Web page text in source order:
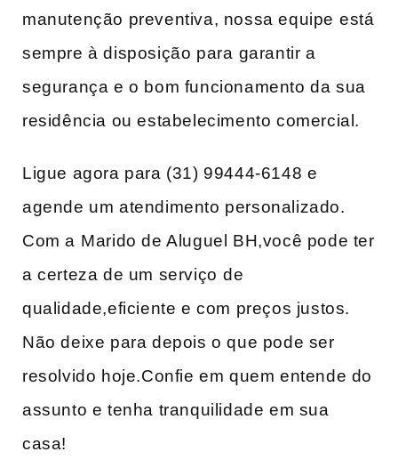
manutenção preventiva, nossa equipe ⁢está
sempre à disposição​ para ⁤garantir a
segurança e o bom funcionamento da sua
residência ​ou estabelecimento comercial.
Ligue agora para (31) 99444-6148 e
agende um atendimento personalizado. ​
Com‌ a⁢ Marido de Aluguel BH,você pode ter
a certeza de um serviço⁢ de
qualidade,eficiente e com preços justos.
Não deixe para depois o que pode ser
resolvido hoje.Confie em quem entende do
assunto e tenha tranquilidade em sua
casa!